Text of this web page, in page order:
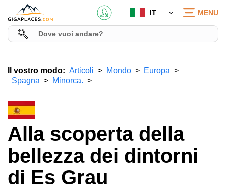
IT MENU
Il vostro modo: Articoli Mondo
Europa
Spagna
Minorca.
Alla scoperta della
bellezza dei dintorni
di Es Grau